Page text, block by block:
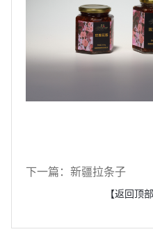
下一篇：新疆拉条子
【返回顶部